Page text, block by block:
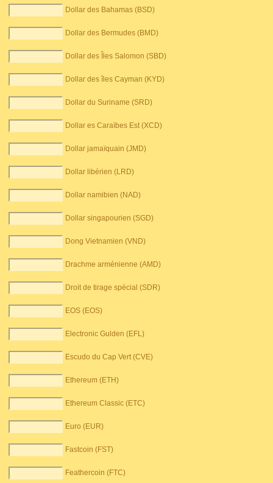
Dollar des Bahamas (BSD)
Dollar des Bermudes (BMD)
Dollar des Îles Salomon (SBD)
Dollar des îles Cayman (KYD)
Dollar du Suriname (SRD)
Dollar es Caraïbes Est (XCD)
Dollar jamaïquain (JMD)
Dollar libérien (LRD)
Dollar namibien (NAD)
Dollar singapourien (SGD)
Dong Vietnamien (VND)
Drachme arménienne (AMD)
Droit de tirage spécial (SDR)
EOS (EOS)
Electronic Gulden (EFL)
Escudo du Cap Vert (CVE)
Ethereum (ETH)
Ethereum Classic (ETC)
Euro (EUR)
Fastcoin (FST)
Feathercoin (FTC)